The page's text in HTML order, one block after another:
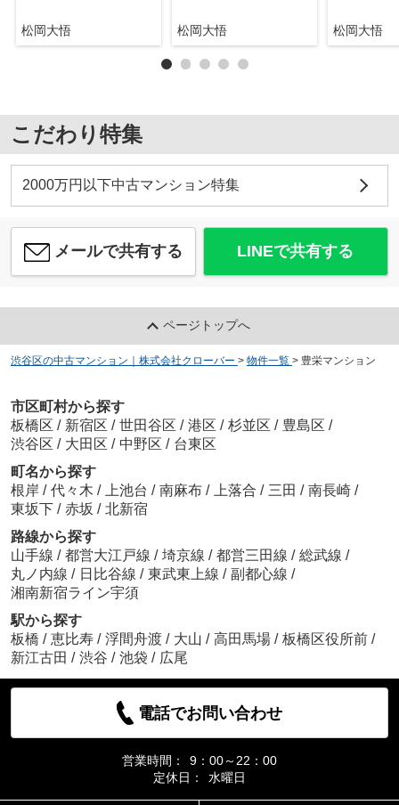
松岡大悟 松岡大悟 松岡大悟
こだわり特集
2000万円以下中古マンション特集
メールで共有する LINEで共有する
ページトップへ
渋谷区の中古マンション｜株式会社クローバー > 物件一覧 > 豊栄マンション
市区町村から探す
板橋区 / 新宿区 / 世田谷区 / 港区 / 杉並区 / 豊島区 /
渋谷区 / 大田区 / 中野区 / 台東区
町名から探す
根岸 / 代々木 / 上池台 / 南麻布 / 上落合 / 三田 / 南長崎 /
東坂下 / 赤坂 / 北新宿
路線から探す
山手線 / 都営大江戸線 / 埼京線 / 都営三田線 / 総武線 /
丸ノ内線 / 日比谷線 / 東武東上線 / 副都心線 /
湘南新宿ライン宇須
駅から探す
板橋 / 恵比寿 / 浮間舟渡 / 大山 / 高田馬場 / 板橋区役所前 /
新江古田 / 渋谷 / 池袋 / 広尾
電話でお問い合わせ
営業時間：
9：00～22：00
定休日：
水曜日